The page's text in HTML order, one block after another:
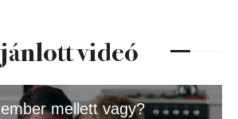
videó
mellett vagy?